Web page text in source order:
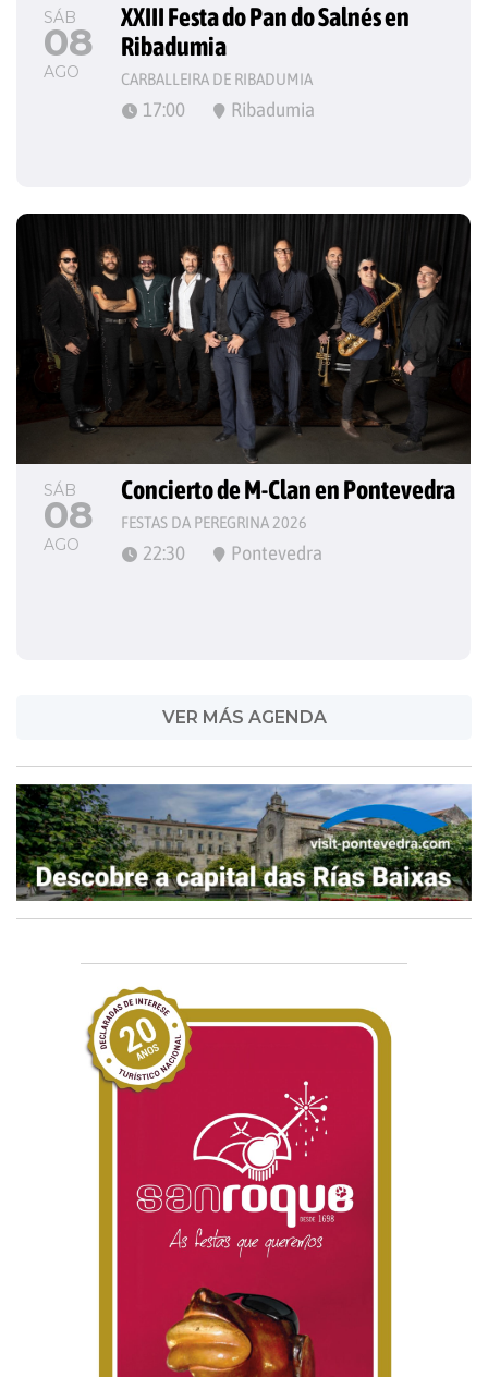
SÁB
08
AGO
XXIII Festa do Pan do Salnés en
Ribadumia
CARBALLEIRA DE RIBADUMIA
17:00 Ribadumia
SÁB
08
AGO
Concierto de M-Clan en Pontevedra
FESTAS DA PEREGRINA 2026
22:30 Pontevedra
VER MÁS AGENDA